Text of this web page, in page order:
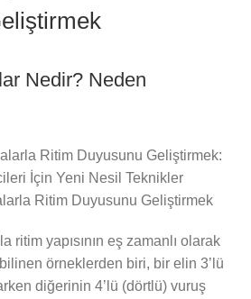
Nedir? Neden
Ritim Duyusunu Geliştirmek
ritim yapısının eş zamanlı olarak
örneklerden biri, bir elin 3’lü
diğerinin 4’lü (dörtlü) vuruş